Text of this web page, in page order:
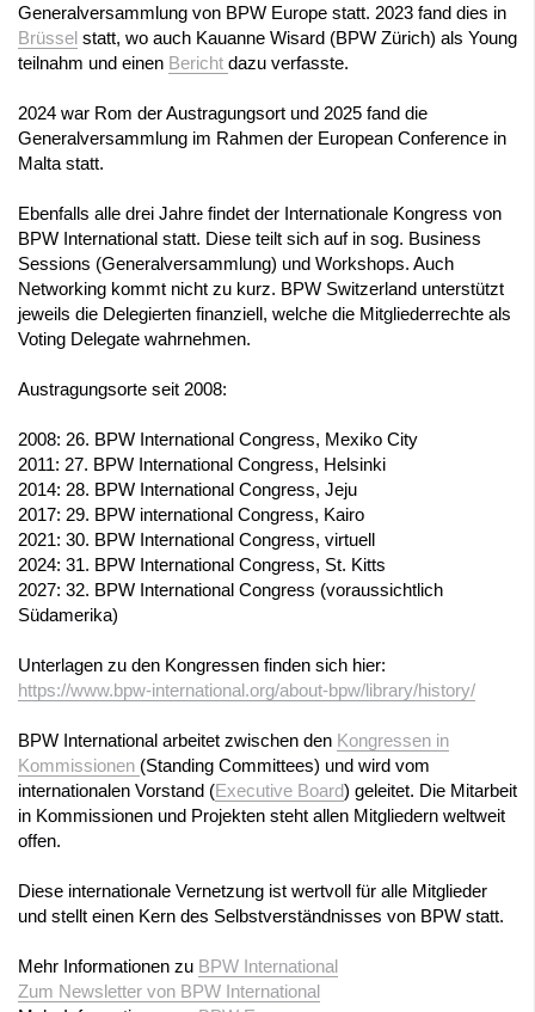
Generalversammlung von BPW Europe statt. 2023 fand dies in
Brüssel statt, wo auch Kauanne Wisard (BPW Zürich) als Young
teilnahm und einen Bericht dazu verfasste.
2024 war Rom der Austragungsort und 2025 fand die
Generalversammlung im Rahmen der European Conference in
Malta statt.
Ebenfalls alle drei Jahre findet der Internationale Kongress von
BPW International statt. Diese teilt sich auf in sog. Business
Sessions (Generalversammlung) und Workshops. Auch
Networking kommt nicht zu kurz. BPW Switzerland unterstützt
jeweils die Delegierten finanziell, welche die Mitgliederrechte als
Voting Delegate wahrnehmen.
Austragungsorte seit 2008:
2008: 26. BPW International Congress, Mexiko City
2011: 27. BPW International Congress, Helsinki
2014: 28. BPW International Congress, Jeju
2017: 29. BPW international Congress, Kairo
2021: 30. BPW International Congress, virtuell
2024: 31. BPW International Congress, St. Kitts
2027: 32. BPW International Congress (voraussichtlich
Südamerika)
Unterlagen zu den Kongressen finden sich hier:
https://www.bpw-international.org/about-bpw/library/history/
BPW International arbeitet zwischen den Kongressen in
Kommissionen (Standing Committees) und wird vom
internationalen Vorstand (Executive Board) geleitet. Die Mitarbeit
in Kommissionen und Projekten steht allen Mitgliedern weltweit
offen.
Diese internationale Vernetzung ist wertvoll für alle Mitglieder
und stellt einen Kern des Selbstverständnisses von BPW statt.
Mehr Informationen zu BPW International
Zum Newsletter von BPW International